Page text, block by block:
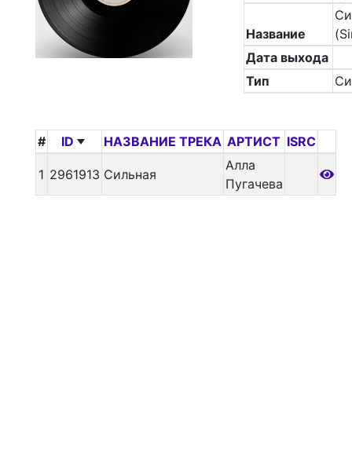
Название
Дата выхода
Тип
# ID НАЗВАНИЕ ТРЕКА АРТИСТ ISRC
1 2961913 Сильная
Алла
Пугачева